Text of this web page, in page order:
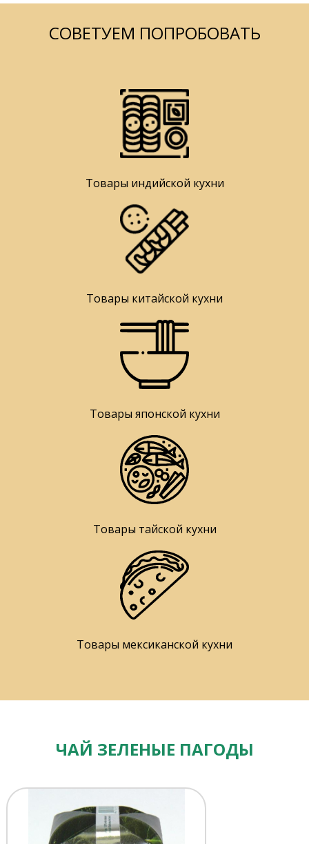
СОВЕТУЕМ ПОПРОБОВАТЬ
Товары индийской кухни
Товары китайской кухни
Товары японской кухни
Товары тайской кухни
Товары мексиканской кухни
ЧАЙ ЗЕЛЕНЫЕ ПАГОДЫ